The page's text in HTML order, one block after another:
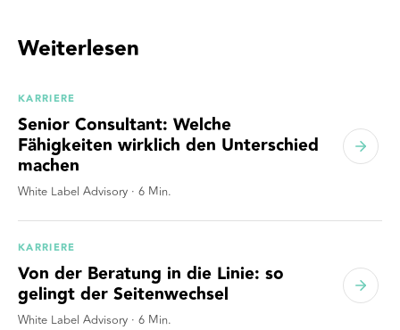
Weiterlesen
KARRIERE
Senior Consultant: Welche
Fähigkeiten wirklich den Unterschied
machen
White Label Advisory · 6 Min.
KARRIERE
Von der Beratung in die Linie: so
gelingt der Seitenwechsel
White Label Advisory · 6 Min.